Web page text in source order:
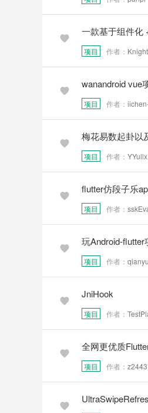
一款基于组件化
项目 作者：
wanandroid vue
项目 作者：
梅花易数起卦以
项目 作者： YYullx
flutter仿段子乐
项目 作者：
玩Android-flutter
项目 作者：
JniHook
项目 作者：
全网更优质
项目 作者：